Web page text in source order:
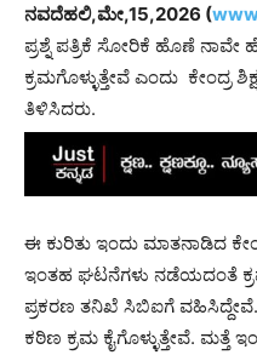
ನವದೆಹಲಿ,ಮೇ,15,2026 (
ಪ್ರಶ್ನೆ ಪತ್ರಿಕೆ ಸೋರಿಕೆ ಹೊಣೆ ನಾವೇ
ಕ್ರಮಗೊಳ್ಳುತ್ತೇವೆ ಎಂದು ಕೇಂದ್ರ
ತಿಳಿಸಿದರು.
ಈ ಕುರಿತು ಇಂದು ಮಾತನಾಡಿದ
ಇಂತಹ ಘಟನೆಗಳು ನಡೆಯದಂತೆ ಕ್ರಮ
ಪ್ರಕರಣ ತನಿಖೆ ಸಿಬಿಐಗೆ ವಹಿಸಿದ್ದೇವೆ.
ಕಠಿಣ ಕ್ರಮ ಕೈಗೊಳ್ಳುತ್ತೇವೆ.